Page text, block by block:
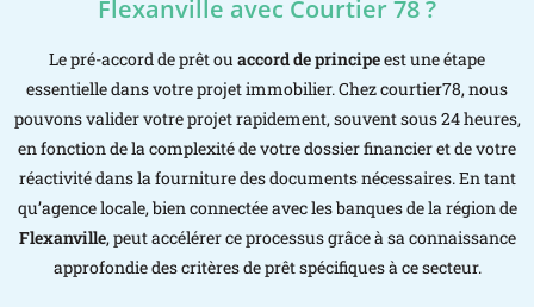
Flexanville avec Courtier 78 ?
Le pré-accord de prêt ou accord de principeest une étape
essentielle dans votre projet immobilier. Chez courtier78, nous
pouvons valider votre projet rapidement, souvent sous 24 heures,
en fonction de la complexité de votre dossier financier et de votre
réactivité dans la fourniture des documents nécessaires. En tant
qu’agence locale, bien connectée avec les banques de la région de
Flexanville, peut accélérer ce processus grâce à sa connaissance
approfondie des critères de prêt spécifiques à ce secteur.